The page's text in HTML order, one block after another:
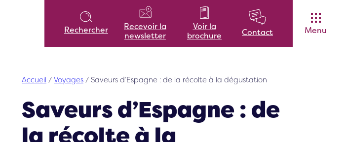
Rechercher
Recevoir la
newsletter
Voir la
brochure
Contact Menu
Accueil / Voyages / Saveurs d’Espagne : de la récolte à la dégustation
Saveurs d’Espagne : de
la récolte à la